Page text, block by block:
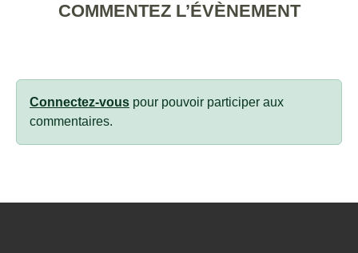
COMMENTEZ L’ÉVÈNEMENT
Connectez-vous pour pouvoir participer aux
commentaires.